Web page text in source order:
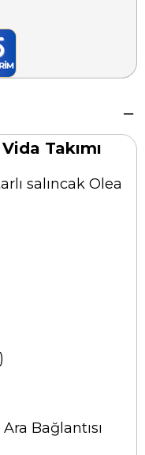
Takımı
salıncak Olea
Bağlantısı